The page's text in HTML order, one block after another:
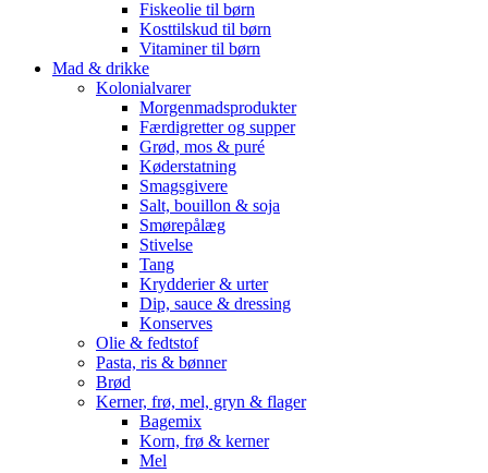
Fiskeolie til børn
Kosttilskud til børn
Vitaminer til børn
Mad & drikke
Kolonialvarer
Morgenmadsprodukter
Færdigretter og supper
Grød, mos & puré
Køderstatning
Smagsgivere
Salt, bouillon & soja
Smørepålæg
Stivelse
Tang
Krydderier & urter
Dip, sauce & dressing
Konserves
Olie & fedtstof
Pasta, ris & bønner
Brød
Kerner, frø, mel, gryn & flager
Bagemix
Korn, frø & kerner
Mel